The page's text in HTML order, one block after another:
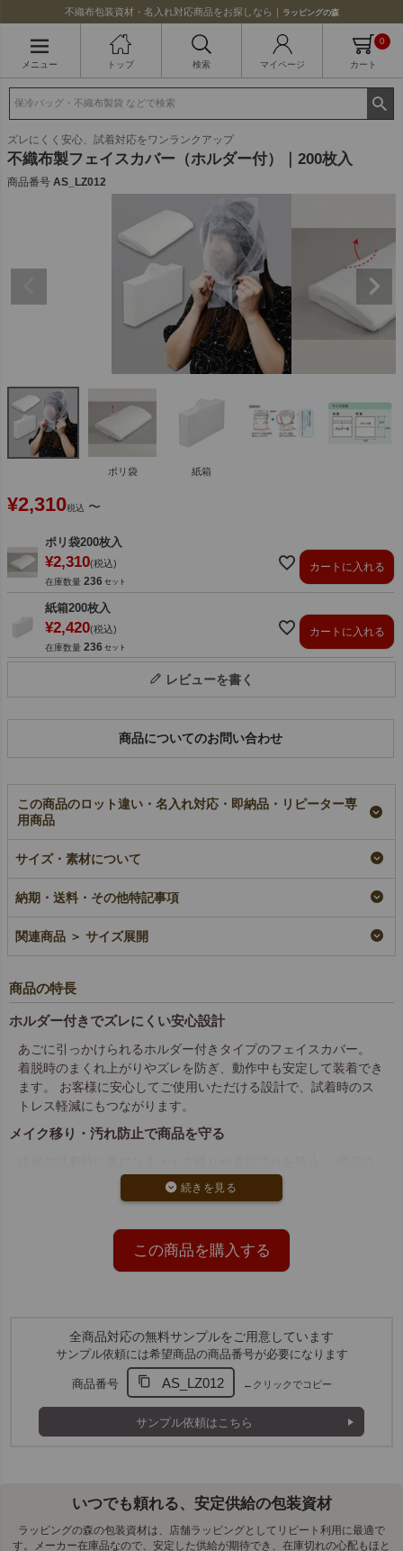
不織布包装資材・名入れ対応商品をお探しなら｜ ラッピングの森
メニュー トップ 検索 マイページ カート
0
ズレにくく安心、試着対応をワンランクアップ
不織布製フェイスカバー（ホルダー付）｜200枚入
商品番号 AS_LZ012
ポリ袋 紙箱
¥2,310税込 〜
ポリ袋200枚入
¥2,310 税込
在庫数量 236
カートに入れる
紙箱200枚入
¥2,420 税込
在庫数量 236
カートに入れる
レビューを書く
商品についてのお問い合わせ
この商品のロット違い・名入れ対応・即納品・リピーター専
用商品
不織布製フェイスカバ
ー｜100枚入～
即納品
サイズ・素材について
納期・送料・その他特記事項
関連商品 ＞ サイズ展開
商品の特長
ホルダー付きでズレにくい安心設計
あごに引っかけられるホルダー付きタイプのフェイスカバー。
着脱時のまくれ上がりやズレを防ぎ、動作中も安定して装着でき
ます。 お客様に安心してご使用いただける設計で、試着時のス
トレス軽減にもつながります。
メイク移り・汚れ防止で商品を守る
品質を保つだけでなく、店舗の清潔感や印象アップにも貢献しま
す。 クレーム予防や商品ロス削減にもつながる実用アイテムで
衛生対策として導入しやすい業務用仕様
不織布素材で使い捨て可能なため、衛生管理のしやすさも特長。
用途に合わせて選べる2タイプ
ポリ袋入り（200枚）と紙箱入り（200枚）の2種類をご用意。
保管方法や使用シーンに応じて選べるため、店舗運用に合わせた
導入が可能です。
この商品を購入する
全商品対応の無料サンプルをご用意しています
サンプル依頼には希望商品の商品番号が必要になります
商品番号 AS_LZ012 ←クリックでコピー
サンプル依頼はこちら
いつでも頼れる、安定供給の包装資材
ラッピングの森の包装資材は、店舗ラッピングとしてリピート利用に最適で
す。メーカー在庫品なので、安定した供給が期待でき、在庫切れの心配もほと